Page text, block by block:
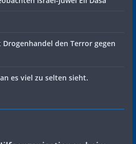
den Terror gegen
es viel zu selten sieht.